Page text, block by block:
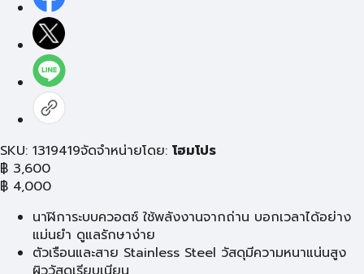
SKU: 1319419จัดจำหน่ายโดย: โฮมโปร
฿ 3,600
฿ 4,000
นาฬิการะบบควอตซ์ ใช้พลังงานจากถ่าน บอกเวลาได้อย่าง
แม่นยำ ดูแลรักษาง่าย
ตัวเรือนและสาย Stainless Steel วัสดุมีความหนาแน่นสูง